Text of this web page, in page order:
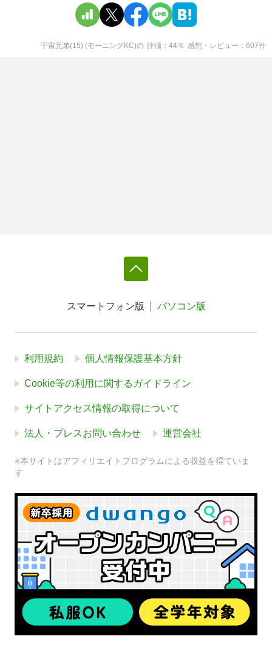
宇宙兄弟(15) (モーニングKC)の 評価 44％ 感想・レビュー 607件
スマートフォン版 パソコン版
利用規約 個人情報保護基本方針
Cookie等の利用に関するガイドライン
サイトアクセス情報の取得について
法人・プレスお問い合わせ 運営会社
※本サイトはアフィリエイトプログラムによる収益を得ていま
す